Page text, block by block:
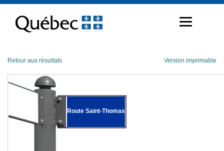
contenu
Retour aux résultats Version imprimable
Route Saint-Thomas